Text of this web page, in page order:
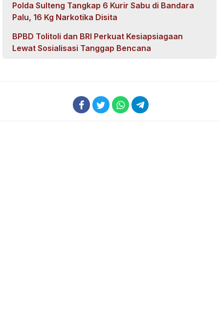
Polda Sulteng Tangkap 6 Kurir Sabu di Bandara
Palu, 16 Kg Narkotika Disita
BPBD Tolitoli dan BRI Perkuat Kesiapsiagaan
Lewat Sosialisasi Tanggap Bencana